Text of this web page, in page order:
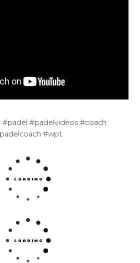
#padelvideos #coach
#wpt.